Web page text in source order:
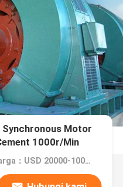
Synchronous Motor
1000r/Min
Harga：USD 20000-100000